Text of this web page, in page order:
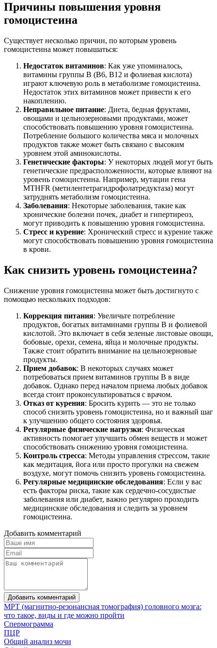
Причины повышения уровня
гомоцистеина
Существует несколько причин, по которым уровень
гомоцистеина может повышаться:
Недостаток витаминов: Как уже упоминалось,
витамины группы B (B6, B12 и фолиевая кислота)
играют ключевую роль в метаболизме гомоцистеина.
Недостаток этих витаминов может привести к его
накоплению.
Неправильное питание: Диета, бедная фруктами,
овощами и цельнозерновыми продуктами, может
способствовать повышению уровня гомоцистеина.
Потребление большого количества мяса и молочных
продуктов также может быть связано с высоким
уровнем этой аминокислоты.
Генетические факторы: У некоторых людей могут быть
генетические предрасположенности, которые влияют на
уровень гомоцистеина. Например, мутации гена
MTHFR (метилентетрагидрофолатредуктаза) могут
затруднять метаболизм гомоцистеина.
Заболевания: Некоторые заболевания, такие как
хронические болезни почек, диабет и гипертиреоз,
могут приводить к повышению уровня гомоцистеина.
Стресс и курение: Хронический стресс и курение также
могут способствовать повышению уровня гомоцистеина
в крови.
Как снизить уровень гомоцистеина?
Снижение уровня гомоцистеина может быть достигнуто с
помощью нескольких подходов:
Коррекция питания: Увеличьте потребление
продуктов, богатых витаминами группы B и фолиевой
кислотой. Это включает в себя зеленые листовые овощи,
бобовые, орехи, семена, яйца и молочные продукты.
Также стоит обратить внимание на цельнозерновые
продукты.
Прием добавок: В некоторых случаях может
потребоваться прием витаминов группы B в виде
добавок. Однако перед началом приема любых добавок
всегда стоит проконсультироваться с врачом.
Отказ от курения: Бросить курить — это не только
способ снизить уровень гомоцистеина, но и важный шаг
к улучшению общего состояния здоровья.
Регулярные физические нагрузки: Физическая
активность помогает улучшить обмен веществ и может
способствовать снижению уровня гомоцистеина.
Контроль стресса: Методы управления стрессом, такие
как медитация, йога или просто прогулки на свежем
воздухе, могут помочь снизить уровень гомоцистеина.
Регулярные медицинские обследования: Если у вас
есть факторы риска, такие как сердечно-сосудистые
заболевания или диабет, важно регулярно проходить
медицинские обследования и следить за уровнем
гомоцистеина.
Добавить комментарий
Добавить комментарий
МРТ (магнитно-резонансная томография) головного мозга:
что такое, виды и где можно пройти
Спермограмма
ПЦР
Общий анализ мочи